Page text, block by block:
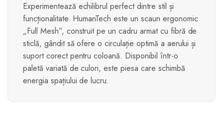
Experimentează echilibrul perfect dintre stil și
funcționalitate. HumanTech este un scaun ergonomic
„Full Mesh”, construit pe un cadru armat cu fibră de
sticlă, gândit să ofere o circulație optimă a aerului și
suport corect pentru coloană. Disponibil într-o
paletă variată de culori, este piesa care schimbă
energia spațiului de lucru.